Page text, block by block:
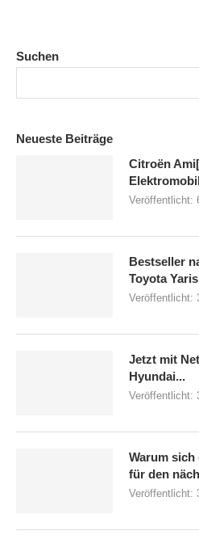
Suchen
Neueste Beiträge
Citroën
Veröffentlicht:
Bestseller
Toyota
Veröffentlicht:
Jetzt mit
Hyundai...
Veröffentlicht:
Warum sich
für den
Veröffentlicht: